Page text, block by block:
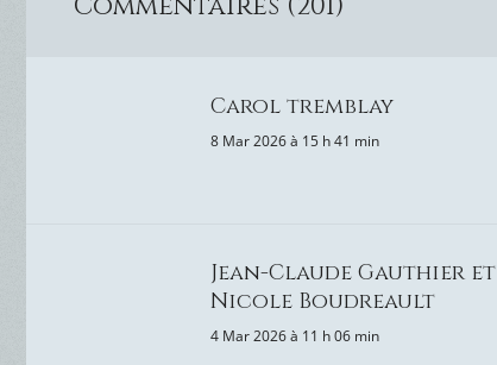
Carol tremblay
8 Mar 2026 à 15 h 41 min
Jean-Claude Gauthier et
Nicole Boudreault
4 Mar 2026 à 11 h 06 min